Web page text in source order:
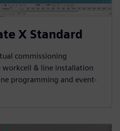
X Standard
commissioning
& line installation
programming and event-